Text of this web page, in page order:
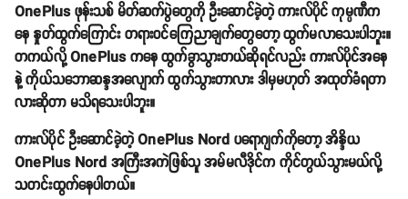
OnePlus ဖုန်းသစ် မိတ်ဆက်ပွဲတွေကို ဦးဆောင်ခဲ့တဲ့ ကားလ်ပိုင် ကုမ္ပဏီက
နေ နှုတ်ထွက်ကြောင်း တရားဝင်ကြေညာချက်တွေတော့ ထွက်မလာသေးပါဘူး။
တကယ်လို့ OnePlus ကနေ ထွက်ခွာသွားတယ်ဆိုရင်လည်း ကားလ်ပိုင်အနေ
နဲ့ ကိုယ်သဘောဆန္ဒအလျောက် ထွက်သွားတာလား ဒါမှမဟုတ် အထုတ်ခံရတာ
လားဆိုတာ မသိရသေးပါဘူး။
ကားလ်ပိုင် ဦးဆောင်ခဲ့တဲ့ OnePlus Nord ပရောဂျက်ကိုတော့ အိန္ဒိယ
OnePlus Nord အကြီးအကဲဖြစ်သူ အမ်မလီဒိုင်က ကိုင်တွယ်သွားမယ်လို့
သတင်းထွက်နေပါတယ်။